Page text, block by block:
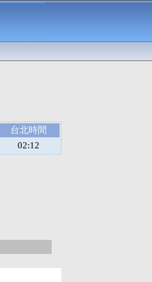
台北時間
02:12